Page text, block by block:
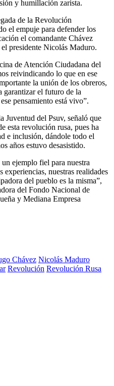
y humillación zarista.
de la Revolución
el empuje para defender los
el comandante Chávez
presidente Nicolás Maduro.
de Atención Ciudadana del
reivindicando lo que en ese
la unión de los obreros,
garantizar el futuro de la
pensamiento está vivo”.
Juventud del Psuv, señaló que
esta revolución rusa, pues ha
e inclusión, dándole todo el
años estuvo desasistido.
ejemplo fiel para nuestra
nuestras realidades
del pueblo es la misma”,
del Fondo Nacional de
y Mediana Empresa
Chávez Nicolás Maduro
Revolución Revolución Rusa